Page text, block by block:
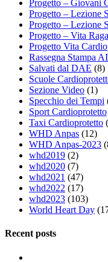
Progetto – Giovani
Progetto – Lezione
Progetto – Lezione
Progetto – Vita
Progetto Vita
Rassegna Stampa
Salvati dal DAE (8)
Scuole
Sezione Video (1)
Specchio dei Tempi
Sport Cardioprotetto
Taxi Cardioprotetto
WHD Anpas (12)
WHD Anpas-2023
whd2019 (2)
whd2020 (7)
whd2021 (47)
whd2022 (17)
whd2023 (103)
World Heart Day
Recent posts